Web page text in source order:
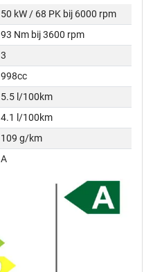
50 kW / 68 PK bij 6000 rpm
93 Nm bij 3600 rpm
3
998cc
5.5 l/100km
4.1 l/100km
109 g/km
A